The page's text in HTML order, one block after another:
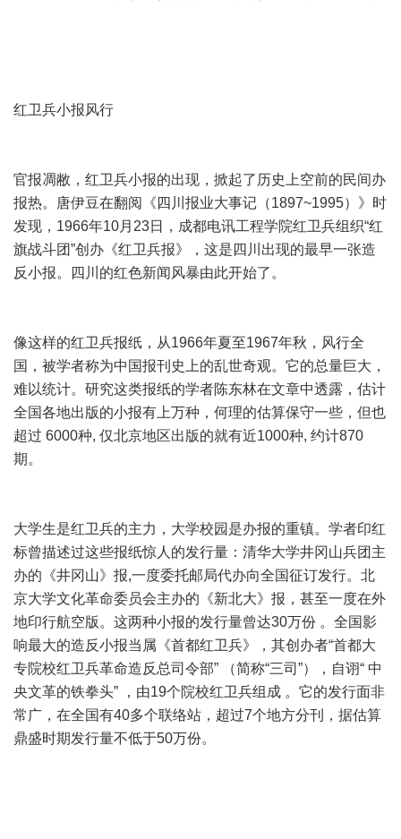
红卫兵小报风行
官报凋敝，红卫兵小报的出现，掀起了历史上空前的民间办
报热。唐伊豆在翻阅《四川报业大事记（1897~1995）》时
发现，1966年10月23日，成都电讯工程学院红卫兵组织“红
旗战斗团”创办《红卫兵报》，这是四川出现的最早一张造
反小报。四川的红色新闻风暴由此开始了。
像这样的红卫兵报纸，从1966年夏至1967年秋，风行全
国，被学者称为中国报刊史上的乱世奇观。它的总量巨大，
难以统计。研究这类报纸的学者陈东林在文章中透露，估计
全国各地出版的小报有上万种，何理的估算保守一些，但也
超过 6000种, 仅北京地区出版的就有近1000种, 约计870
期。
大学生是红卫兵的主力，大学校园是办报的重镇。学者印红
标曾描述过这些报纸惊人的发行量：清华大学井冈山兵团主
办的《井冈山》报,一度委托邮局代办向全国征订发行。北
京大学文化革命委员会主办的《新北大》报，甚至一度在外
地印行航空版。这两种小报的发行量曾达30万份 。全国影
响最大的造反小报当属《首都红卫兵》，其创办者“首都大
专院校红卫兵革命造反总司令部” （简称“三司”），自诩“ 中
央文革的铁拳头” ，由19个院校红卫兵组成 。它的发行面非
常广，在全国有40多个联络站，超过7个地方分刊，据估算
鼎盛时期发行量不低于50万份。